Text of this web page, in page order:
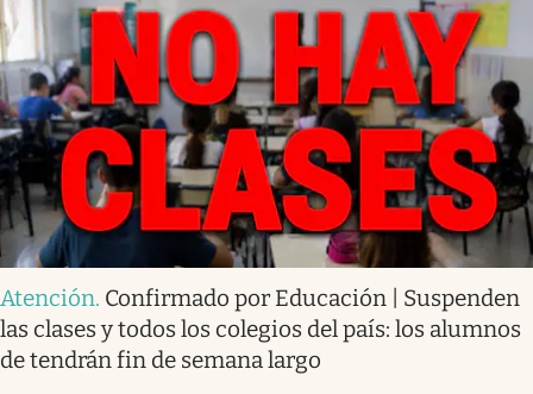
Atención. Confirmado por Educación | Suspenden
las clases y todos los colegios del país: los alumnos
de tendrán fin de semana largo